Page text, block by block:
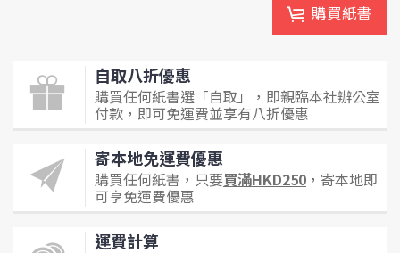
購買紙書
自取八折優惠
購買任何紙書選「自取」，即親臨本社辦公室
付款，即可免運費並享有八折優惠
寄本地免運費優惠
購買任何紙書，只要買滿HKD250 ，寄本地即
可享免運費優惠
運費計算